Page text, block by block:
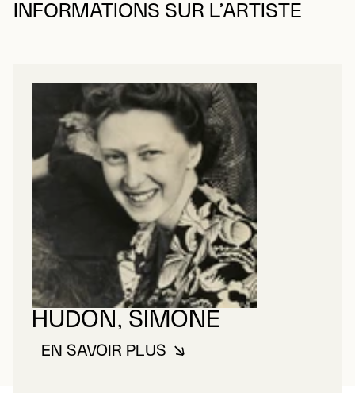
INFORMATIONS SUR L’ARTISTE
HUDON, SIMONE
EN SAVOIR PLUSÀ PROPOS DE HUDON, SIMONE